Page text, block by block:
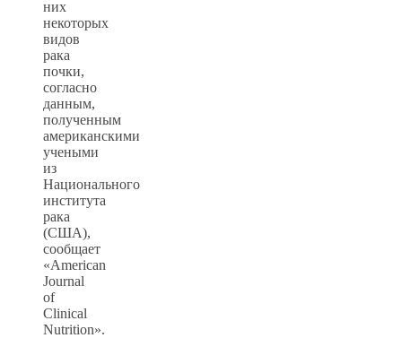
них
некоторых
видов
рака
почки,
согласно
данным,
полученным
американскими
учеными
из
Национального
института
рака
(США),
сообщает
«American
Journal
of
Clinical
Nutrition».